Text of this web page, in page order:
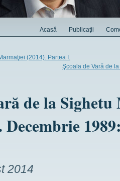
Acasă Publicaţii
(2014). Partea I.
Şcoala de Vară de
de la
2014